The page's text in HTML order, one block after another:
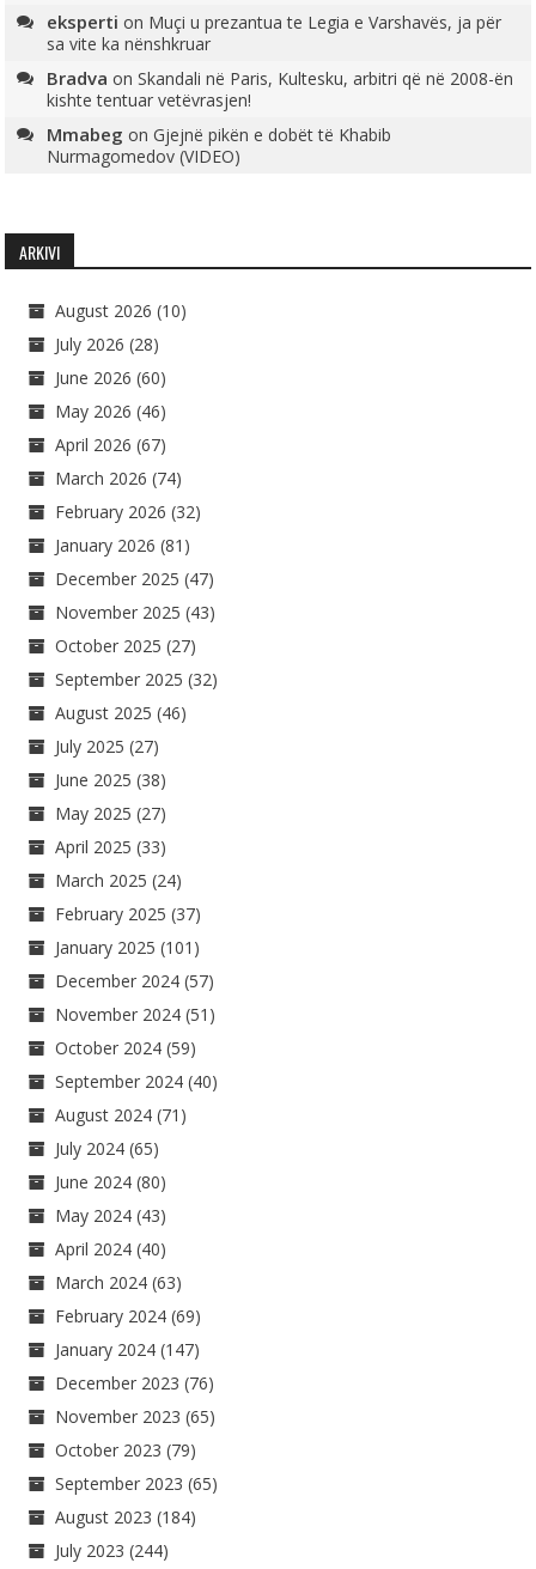
eksperti on Muçi u prezantua te Legia e Varshavës, ja për
sa vite ka nënshkruar
Bradva onSkandali në Paris, Kultesku, arbitri që në 2008-ën
kishte tentuar vetëvrasjen!
Mmabeg onGjejnë pikën e dobët të Khabib
Nurmagomedov (VIDEO)
ARKIVI
August 2026 (10)
July 2026 (28)
June 2026 (60)
May 2026 (46)
April 2026 (67)
March 2026 (74)
February 2026 (32)
January 2026 (81)
December 2025 (47)
November 2025 (43)
October 2025 (27)
September 2025 (32)
August 2025 (46)
July 2025 (27)
June 2025 (38)
May 2025 (27)
April 2025 (33)
March 2025 (24)
February 2025 (37)
January 2025 (101)
December 2024 (57)
November 2024 (51)
October 2024 (59)
September 2024 (40)
August 2024 (71)
July 2024 (65)
June 2024 (80)
May 2024 (43)
April 2024 (40)
March 2024 (63)
February 2024 (69)
January 2024 (147)
December 2023 (76)
November 2023 (65)
October 2023 (79)
September 2023 (65)
August 2023 (184)
July 2023 (244)